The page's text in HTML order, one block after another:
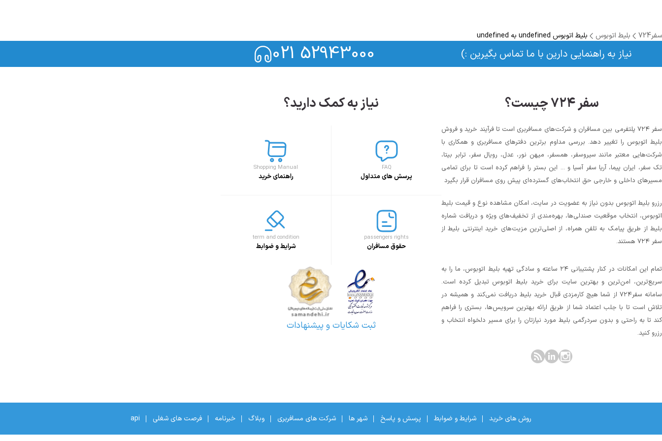
سفر724 بلیط اتوبوس بلیط اتوبوس undefined به undefined
نیاز به راهنمایی دارین با ما تماس بگیرین :) 021 52943000
سفر ۷۲۴ چیست؟
سفر ۷۲۴ پلتفرمی بین مسافران و شرکت‌های مسافربری است تا فرآیند خرید و فروش
بلیط اتوبوس را تغییر دهد. بررسی مداوم برترین دفترهای مسافربری و همکاری با
شرکت‌هایی معتبر مانند سیروسفر، همسفر، میهن‌ نور، عدل، رویال سفر، ترابر بیتا،
تک سفر، ایران پیما، آریا سفر آسیا و ... این بستر را فراهم کرده است تا برای تمامی
مسیرهای داخلی و خارجی حق انتخاب‌های گسترده‌ای پیش روی مسافران قرار بگیرد
رزرو بلیط اتوبوس بدون نیاز به عضویت در سایت، امکان مشاهده نوع و قیمت بلیط
اتوبوس، انتخاب موقعیت صندلی‌ها، بهره‌مندی از تخفیف‌های ویژه و دریافت شماره‌
بلیط از طریق پیامک به تلفن همراه، از اصلی‌ترین مزیت‌های خرید اینترنتی بلیط از
سفر ۷۲۴ هستند.
تمام این امکانات در کنار پشتیبانی‌ ۲۴ ساعته و سادگی تهیه بلیط اتوبوس، ما را به
سریع‌ترین، امن‌ترین و بهترین سایت برای خرید بلیط اتوبوس تبدیل کرده است.
سامانه سفر۷۲۴ از شما هیچ کارمزدی قبال خرید بلیط دریافت نمی‌کند و همیشه در
تلاش است تا با جلب اعتماد شما از طریق ارائه بهترین سرویس‌ها، بستری را فراهم
کند تا به راحتی و بدون سردرگمی بلیط مورد نیازتان را برای مسیر دلخواه انتخاب و
رزرو کنید.
نیاز به کمک دارید؟
FAQ
پرسش های متداول
Shopping Manual
راهنمای خرید
passengers rights
حقوق مسافران
term and condition
شرایط و ضوابط
ثبت شکایات و پیشنهادات
روش های خرید شرایط و ضوابط پرسش و پاسخ شهر ها شرکت های مسافربری وبلاگ خبرنامه فرصت های شغلی api